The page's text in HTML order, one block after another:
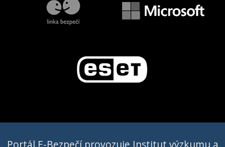
Portál E-Bezpečí provozuje Institut výzkumu a